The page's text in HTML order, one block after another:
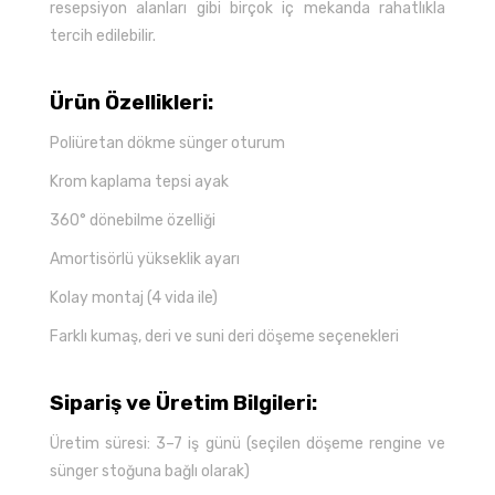
resepsiyon alanları gibi birçok iç mekanda rahatlıkla
tercih edilebilir.
Ürün Özellikleri:
Poliüretan dökme sünger oturum
Krom kaplama tepsi ayak
360° dönebilme özelliği
Amortisörlü yükseklik ayarı
Kolay montaj (4 vida ile)
Farklı kumaş, deri ve suni deri döşeme seçenekleri
Sipariş ve Üretim Bilgileri:
Üretim süresi: 3–7 iş günü (seçilen döşeme rengine ve
sünger stoğuna bağlı olarak)